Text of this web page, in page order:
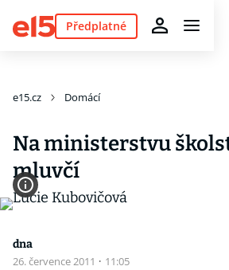
Předplatné
e15.cz Domácí
Na ministerstvu
mluvčí
dna
26. července 2011 · 11:05